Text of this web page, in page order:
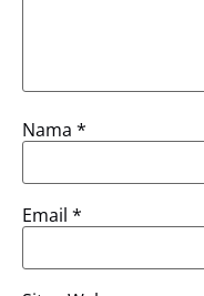
Nama *
Email *